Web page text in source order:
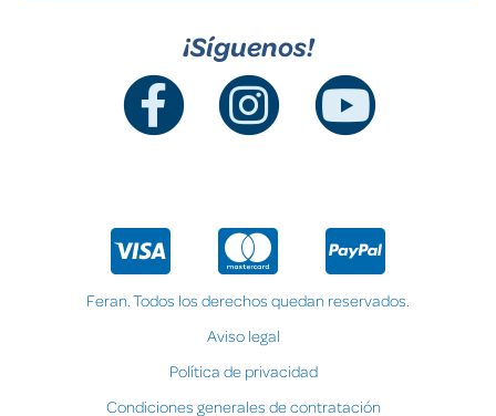
¡Síguenos!
Feran. Todos los derechos quedan reservados.
Aviso legal
Política de privacidad
Condiciones generales de contratación